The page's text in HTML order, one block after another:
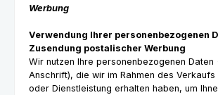
Werbung
Verwendung Ihrer personenbezogenen
Zusendung postalischer Werbung
Wir nutzen Ihre personenbezogenen Daten
Anschrift), die wir im Rahmen des Verkaufs
oder Dienstleistung erhalten haben, um